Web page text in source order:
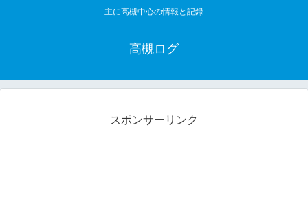
主に高槻中心の情報と記録
高槻ログ
スポンサーリンク